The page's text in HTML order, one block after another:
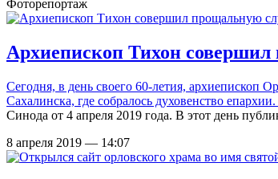
Фоторепортаж
Архиепископ Тихон
Сегодня, в день своего 60-летия,
Сахалинска, где собралось духовенство
Синода от 4 апреля 2019 года. В этот день
8 апреля 2019 — 14:07